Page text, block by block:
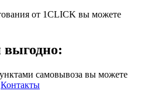
от 1CLICK вы можете
самовывоза вы можете
Контакты